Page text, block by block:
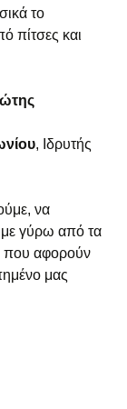
το
πίτσες και
, Ιδρυτής
να
γύρω από τα
που αφορούν
μας